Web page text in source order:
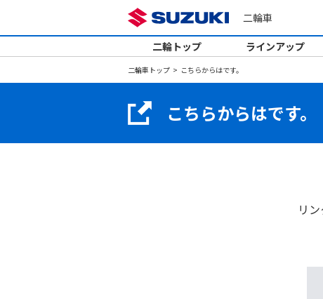
二輪車
二輪トップ ラインアップ
二輪車トップ こちらからはです。
こちらからはです。
リ